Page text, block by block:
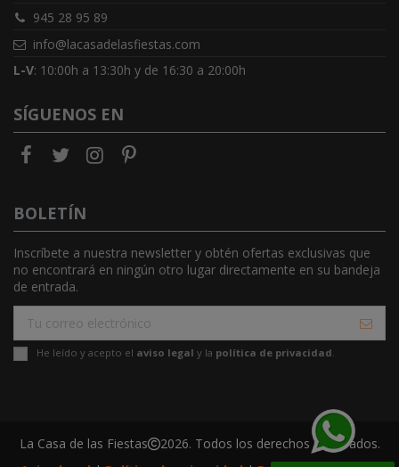
945 28 95 89
info@lacasadelasfiestas.com
L-V: 10:00h a 13:30h y de 16:30 a 20:00h
SÍGUENOS EN
BOLETÍN
Inscríbete a nuestra newsletter y obtén ofertas exclusivas que
no encontrará en ningún otro lugar directamente en su bandeja
de entrada.
He leído y acepto el aviso legal y la política de privacidad.
La Casa de las Fiestas
2026. Todos los derechos reservados.